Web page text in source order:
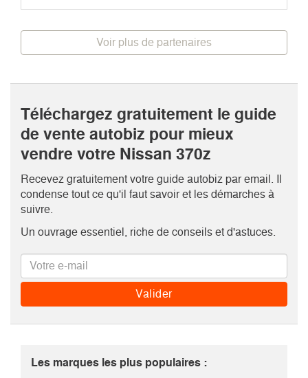
Voir plus de partenaires
Téléchargez gratuitement le guide
de vente autobiz pour mieux
vendre votre Nissan 370z
Recevez gratuitement votre guide autobiz par email. Il
condense tout ce qu'il faut savoir et les démarches à
suivre.
Un ouvrage essentiel, riche de conseils et d'astuces.
Les marques les plus populaires :